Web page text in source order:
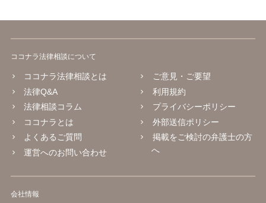
ココナラ法律相談について
ココナラ法律相談とは
法律Q&A
法律相談コラム
ココナラとは
よくあるご質問
運営へのお問い合わせ
ご意見・ご要望
利用規約
プライバシーポリシー
外部送信ポリシー
掲載をご検討の弁護士の方
へ
会社情報